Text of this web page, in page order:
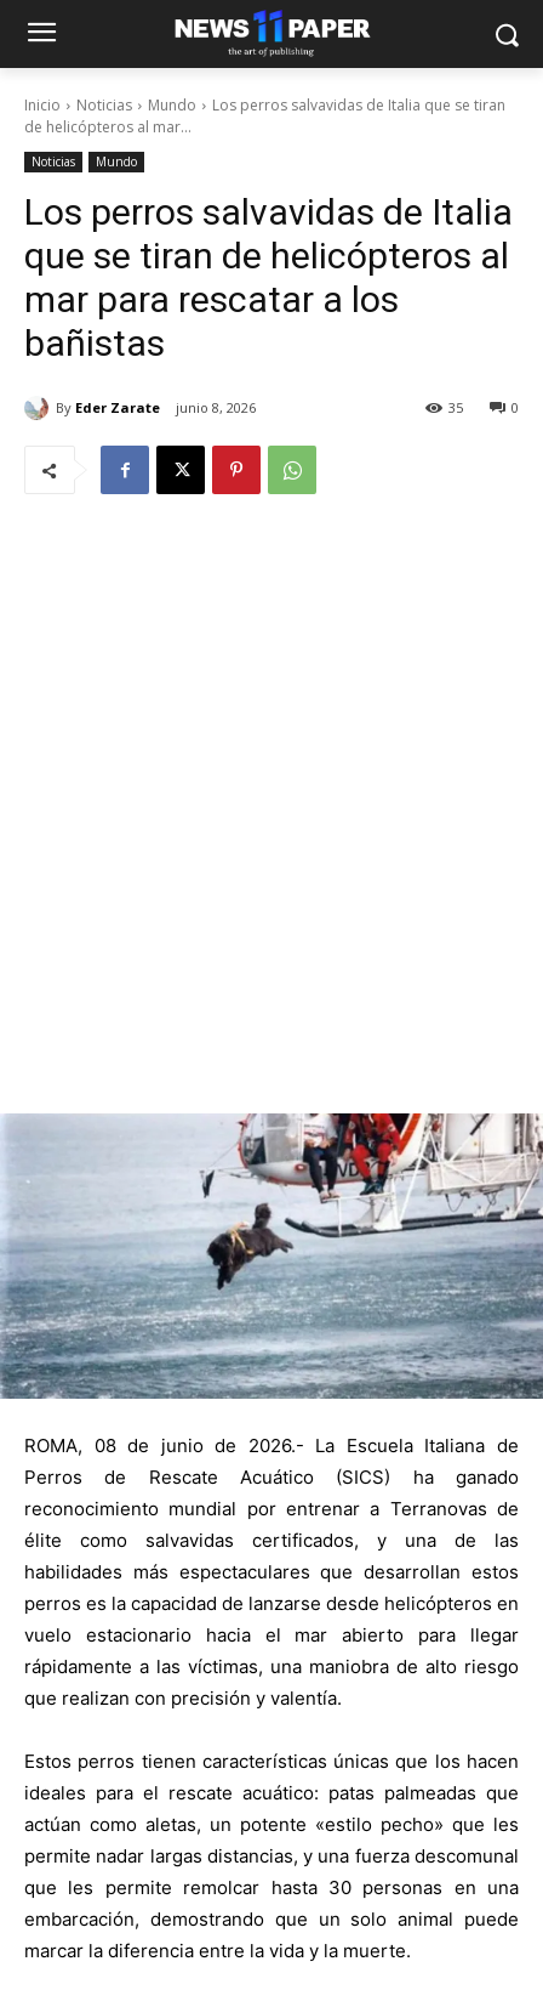
Inicio Noticias Mundo
Los perros salvavidas de Italia que se tiran
de helicópteros al mar...
Noticias Mundo
Los perros salvavidas de Italia
que se tiran de helicópteros al
mar para rescatar a los
bañistas
By Eder Zarate junio 8, 2026 0
35
ROMA, 08 de junio de 2026.- La Escuela Italiana de
Perros de Rescate Acuático (SICS) ha ganado
reconocimiento mundial por entrenar a Terranovas de
élite como salvavidas certificados, y una de las
habilidades más espectaculares que desarrollan estos
perros es la capacidad de lanzarse desde helicópteros en
vuelo estacionario hacia el mar abierto para llegar
rápidamente a las víctimas, una maniobra de alto riesgo
que realizan con precisión y valentía.
Estos perros tienen características únicas que los hacen
ideales para el rescate acuático: patas palmeadas que
actúan como aletas, un potente «estilo pecho» que les
permite nadar largas distancias, y una fuerza descomunal
que les permite remolcar hasta 30 personas en una
embarcación, demostrando que un solo animal puede
marcar la diferencia entre la vida y la muerte.